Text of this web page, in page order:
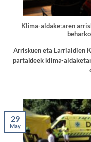
Klima-aldaketaren
Arriskuen eta Larrialdien
partaideek klima-
29
May